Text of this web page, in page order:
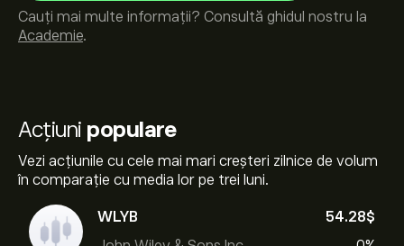
Acțiuni populare
Vezi acțiunile cu cele mai mari creșteri zilnice de volum
în comparație cu media lor pe trei luni.
WLYB
54.28‎$‎
Cauți mai multe informații? Consultă ghidul nostru la
Academie.